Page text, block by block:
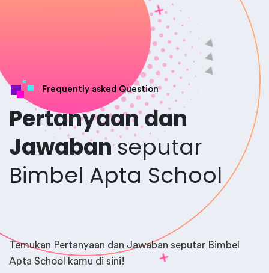
Frequently asked Question
Pertanyaan dan
Jawabanseputar
Bimbel Apta School
Temukan Pertanyaan dan Jawaban seputar Bimbel
Apta School kamu di sini!